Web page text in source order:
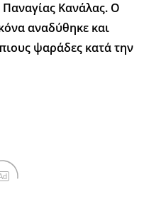
Κανάλας. Ο
αναδύθηκε και
ψαράδες κατά την